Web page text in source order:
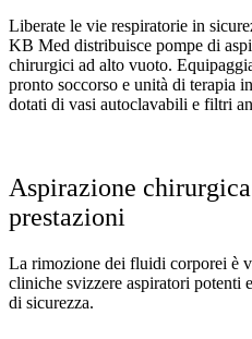
Liberate le vie respiratorie in
KB Med distribuisce pompe di
chirurgici ad alto vuoto.
pronto soccorso e unità di terapia
dotati di vasi autoclavabili e filtri
Aspirazione
prestazioni
La rimozione dei fluidi corporei è
cliniche svizzere aspiratori potenti
di sicurezza.